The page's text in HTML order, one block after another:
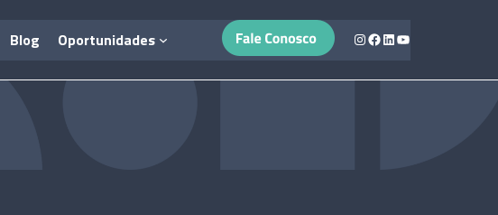
Blog Oportunidades Instagram
Facebook
LinkedIn
Youtube